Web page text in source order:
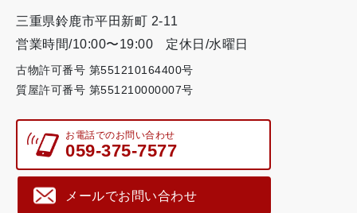
三重県鈴鹿市平田新町 2-11
営業時間/10:00〜19:00
定休日/水曜日
古物許可番号 第551210164400号
質屋許可番号 第551210000007号
お電話でのお問い合わせ
059-375-7577
メールでお問い合わせ